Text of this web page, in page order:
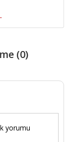
(0)
yorumu